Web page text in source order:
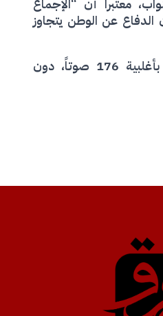
معتبراً أن “الإجماع
الدفاع عن الوطن يتجاوز
وأقرت الجلسة النص بأغلبية 176 صوتاً، دون